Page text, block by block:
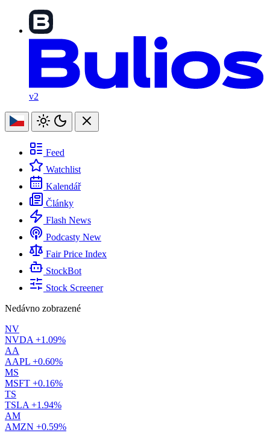
v2
Feed
Watchlist
Kalendář
Články
Flash News
Podcasty New
Fair Price Index
StockBot
Stock Screener
Nedávno zobrazené
NV
NVDA +1.09%
AA
AAPL +0.60%
MS
MSFT +0.16%
TS
TSLA +1.94%
AM
AMZN +0.59%